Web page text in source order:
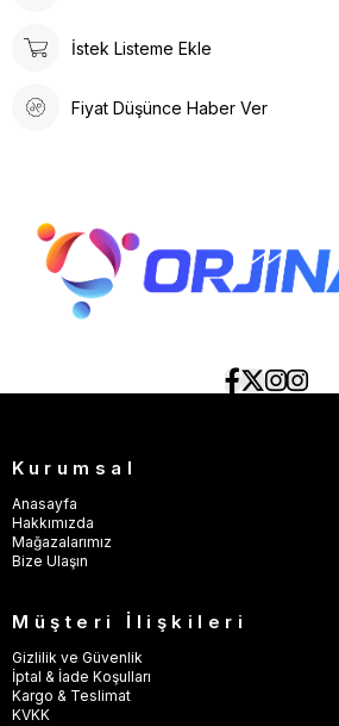
İstek Listeme Ekle
Fiyat Düşünce Haber Ver
Kurumsal
Anasayfa
Hakkımızda
Mağazalarımız
Bize Ulaşın
Müşteri İlişkileri
Gizlilik ve Güvenlik
İptal & İade Koşulları
Kargo & Teslimat
KVKK